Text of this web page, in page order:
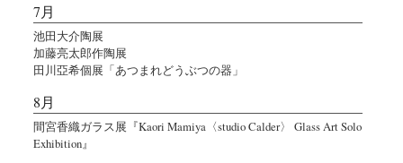
7月
池田大介陶展
加藤亮太郎作陶展
田川亞希個展「あつまれどうぶつの器」
8月
間宮香織ガラス展『Kaori Mamiya〈studio Calder〉 Glass Art Solo
Exhibition』